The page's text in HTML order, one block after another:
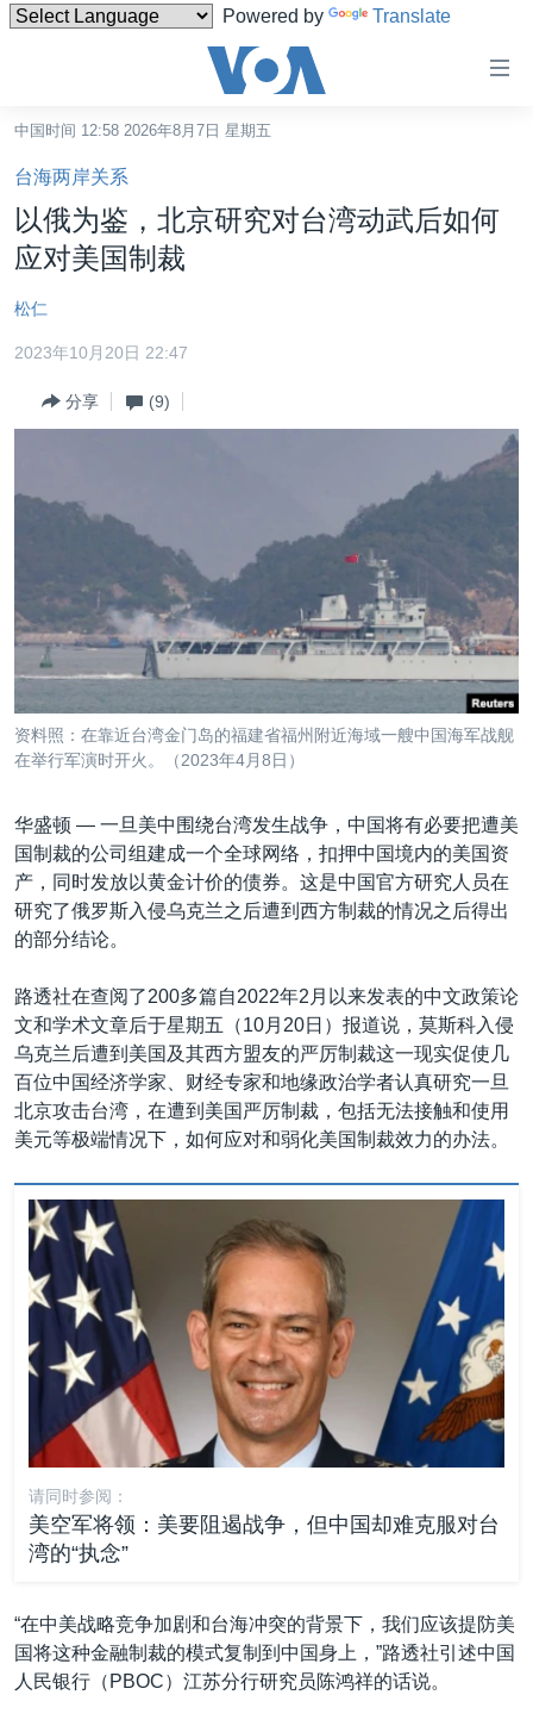
Powered by Translate
碍
链
接
跳
转
内
容
到
航
索
中国
最新国际新闻
中东
美洲
全球议题
分类新闻
人权·法律·宗教
科教·文娱·体健
劳工
环境
热点专题
国会报道
美中关系
美国建国250周年
埃博拉疫情
美国之音专访
台海两岸关系
南中国海争端
关注西藏
GEN Z 看美国
VOA今日焦点
中文广播
其他语言网站
中国时间 12:58 2026年8月7日 星期五
台海两岸关系
以俄为鉴，北京研究对台湾动武后如何
应对美国制裁
松仁
2023年10月20日 22:47
分享 (9)
资料照：在靠近台湾金门岛的福建省福州附近海域一艘中国海军战舰
在举行军演时开火。（2023年4月8日）
华盛顿 — 一旦美中围绕台湾发生战争，中国将有必要把遭美
国制裁的公司组建成一个全球网络，扣押中国境内的美国资
产，同时发放以黄金计价的债券。这是中国官方研究人员在
研究了俄罗斯入侵乌克兰之后遭到西方制裁的情况之后得出
的部分结论。
路透社在查阅了200多篇自2022年2月以来发表的中文政策论
文和学术文章后于星期五（10月20日）报道说，莫斯科入侵
乌克兰后遭到美国及其西方盟友的严厉制裁这一现实促使几
百位中国经济学家、财经专家和地缘政治学者认真研究一旦
北京攻击台湾，在遭到美国严厉制裁，包括无法接触和使用
美元等极端情况下，如何应对和弱化美国制裁效力的办法。
请同时参阅：
美空军将领：美要阻遏战争，但中国却难克服对台
湾的“执念”
“在中美战略竞争加剧和台海冲突的背景下，我们应该提防美
国将这种金融制裁的模式复制到中国身上，”路透社引述中国
人民银行（PBOC）江苏分行研究员陈鸿祥的话说。